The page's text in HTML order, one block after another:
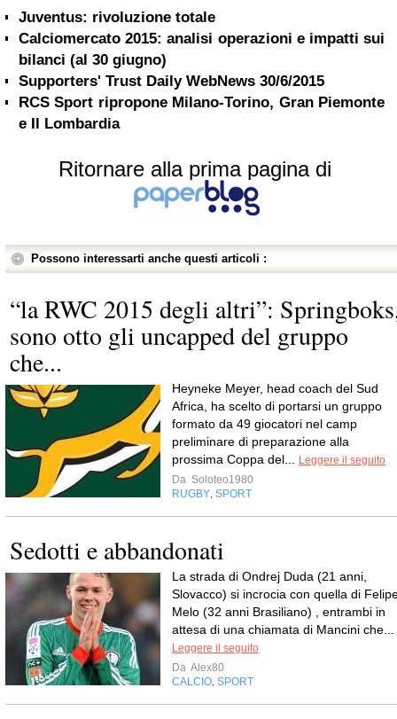
Juventus: rivoluzione totale
Calciomercato 2015: analisi operazioni e impatti sui
bilanci (al 30 giugno)
Supporters' Trust Daily WebNews 30/6/2015
RCS Sport ripropone Milano-Torino, Gran Piemonte
e Il Lombardia
Ritornare alla prima pagina di
Possono interessarti anche questi articoli :
“la RWC 2015 degli altri”:
sono otto gli uncapped del gruppo
che...
Heyneke Meyer, head coach del Sud
Africa, ha scelto di portarsi un gruppo
formato da 49 giocatori nel camp
preliminare di preparazione alla
prossima Coppa del...
Leggere il seguito
Da Soloteo1980
RUGBY SPORT
Sedotti e abbandonati
La strada di Ondrej Duda (21 anni,
Slovacco) si incrocia con quella di
Melo (32 anni Brasiliano) , entrambi in
attesa di una chiamata di Mancini che...
Leggere il seguito
Da Alex80
CALCIO SPORT